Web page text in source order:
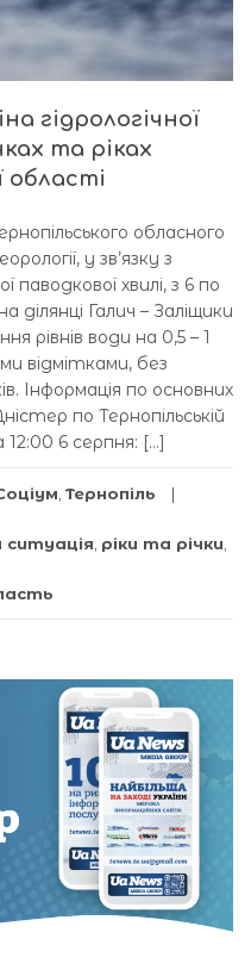
гідрологічної
та ріках
області
обласного
у зв’язку з
паводкової хвилі, з 6 по
ділянці Галич – Заліщики
рівнів води на 0,5 – 1
відмітками, без
Інформація по основних
по Тернопільській
6 серпня: […]
Тернопіль
ситуація ріки та річки